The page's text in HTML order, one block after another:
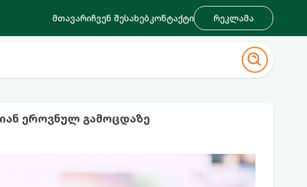
მთავარიჩვენ შესახებკონტაქტი რეკლამა
ეროვნულ გამოცდაზე